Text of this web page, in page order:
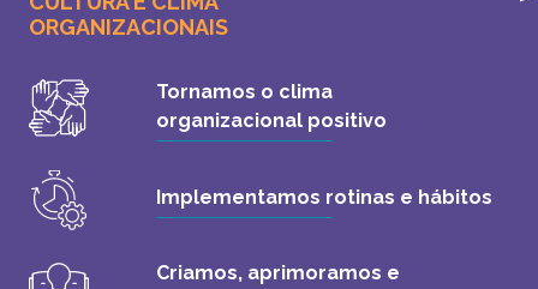
ORGANIZACIONAIS
Tornamos o clima
organizacional positivo
Implementamos rotinas e hábitos
Criamos, aprimoramos e